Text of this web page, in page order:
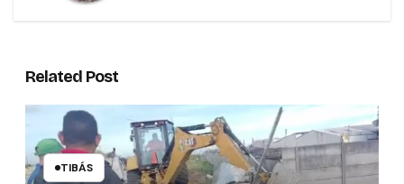
Related Post
TIBÁS